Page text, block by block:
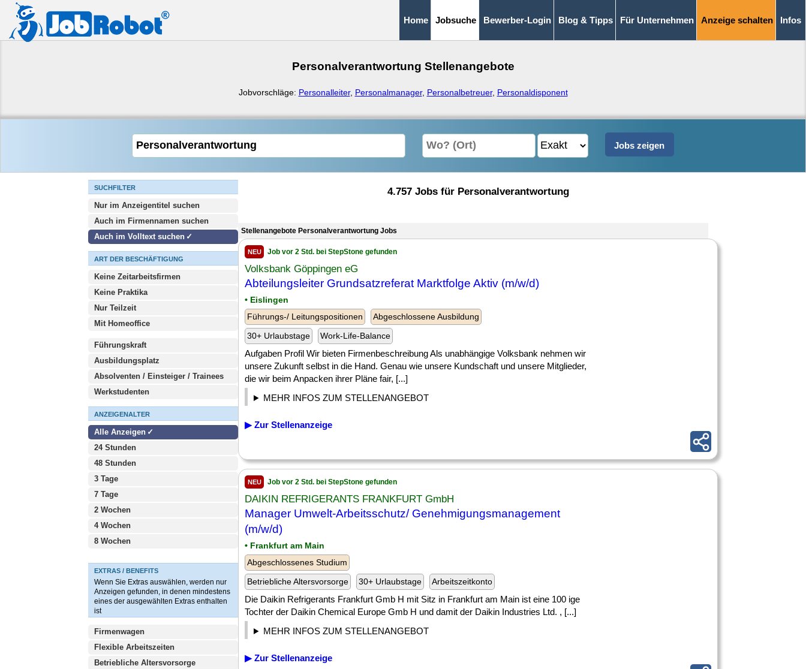
Home Jobsuche Bewerber-Login Blog & Tipps Für Unternehmen Anzeige schalten Infos
Personalverantwortung Stellenangebote
Jobvorschläge: Personalleiter, Personalmanager, Personalbetreuer, Personaldisponent
SUCHFILTER
Nur im Anzeigentitel suchen
Auch im Firmennamen suchen
Auch im Volltext suchen
ART DER BESCHÄFTIGUNG
Keine Zeitarbeitsfirmen
Keine Praktika
Nur Teilzeit
Mit Homeoffice
Führungskraft
Ausbildungsplatz
Absolventen / Einsteiger / Trainees
Werkstudenten
ANZEIGENALTER
Alle Anzeigen
24 Stunden
48 Stunden
3 Tage
7 Tage
2 Wochen
4 Wochen
8 Wochen
EXTRAS / BENEFITS
Wenn Sie Extras auswählen, werden nur
Anzeigen gefunden, in denen mindestens
eines der ausgewählten Extras enthalten
ist
Firmenwagen
Flexible Arbeitszeiten
Betriebliche Altersvorsorge
4.757 Jobs für Personalverantwortung
Stellenangebote Personalverantwortung Jobs
NEU Job vor 2 Std. bei StepStone gefunden
Volksbank Göppingen eG
Abteilungsleiter Grundsatzreferat Marktfolge Aktiv (m/w/d)
• Eislingen
Führungs-/ Leitungspositionen
Abgeschlossene Ausbildung
30+ Urlaubstage
Work-Life-Balance
Aufgaben Profil Wir bieten Firmenbeschreibung Als unabhängige Volksbank nehmen wir
unsere Zukunft selbst in die Hand. Genau wie unsere Kundschaft und unsere Mitglieder,
die wir beim Anpacken ihrer Pläne fair, [...]
MEHR INFOS ZUM STELLENANGEBOT
▶ Zur Stellenanzeige
NEU Job vor 2 Std. bei StepStone gefunden
DAIKIN REFRIGERANTS FRANKFURT GmbH
Manager Umwelt-Arbeitsschutz/ Genehmigungsmanagement
(m/w/d)
• Frankfurt am Main
Abgeschlossenes Studium
Betriebliche Altersvorsorge
30+ Urlaubstage Arbeitszeitkonto
Die Daikin Refrigerants Frankfurt Gmb H mit Sitz in Frankfurt am Main ist eine 100 ige
Tochter der Daikin Chemical Europe Gmb H und damit der Daikin Industries Ltd. , [...]
MEHR INFOS ZUM STELLENANGEBOT
▶ Zur Stellenanzeige